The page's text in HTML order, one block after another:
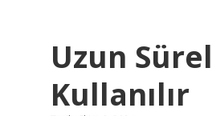
Uzun
Kullanılır